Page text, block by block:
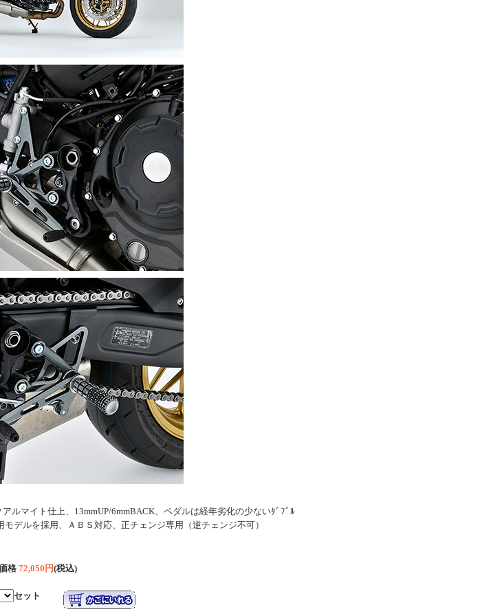
ルマイト仕上、13mmUP/6mmBACK、ペダルは経年劣化の少ないﾀﾞﾌﾞﾙ
デルを採用、ＡＢＳ対応、正チェンジ専用（逆チェンジ不可）
格 72,050円(税込)
セット